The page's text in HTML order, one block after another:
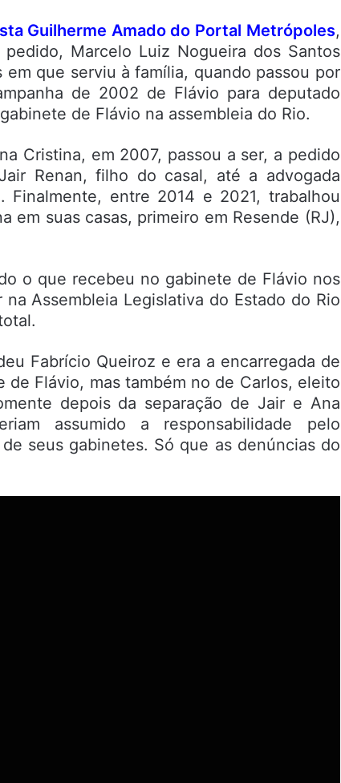
Guilherme Amado do Portal Metrópoles,
Marcelo Luiz Nogueira dos Santos
que serviu à família, quando passou por
de 2002 de Flávio para deputado
de Flávio na assembleia do Rio.
Cristina, em 2007, passou a ser, a pedido
Renan, filho do casal, até a advogada
entre 2014 e 2021, trabalhou
em suas casas, primeiro em Resende (RJ),
o que recebeu no gabinete de Flávio nos
Assembleia Legislativa do Estado do Rio
Fabrício Queiroz e era a encarregada de
Flávio, mas também no de Carlos, eleito
depois da separação de Jair e Ana
assumido a responsabilidade pelo
seus gabinetes. Só que as denúncias do